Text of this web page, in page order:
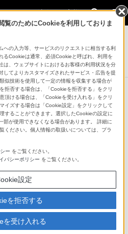
法人のお客様
ーパー（解像度1200×1600ドッ
ケール
タッチパネル クリアタッチパネ
覧のためにCookieを利用しておりま
への入力等、サービスのリクエストに相当する利
るCookieは通常、必須Cookieと呼ばれ、利用を
は、ウェブサイトにおけるお客様の利用状況を分
してよりカスタマイズされたサービス・広告を提
似技術を使用して一定の情報を収集する場合が
拒否する場合は、「Cookieを拒否する」をクリ
頂ける場合は、「Cookieを受け入れる」をクリ
イズする場合は「Cookie設定」をクリックして
することができます。選択したCookieの設定に
部が使用できなくなる場合があります。 詳細に
ください。個人情報の取扱いについては、プラ
ー をご覧ください。
バシーポリシー をご覧ください。
設定
を拒否する
を受け入れる